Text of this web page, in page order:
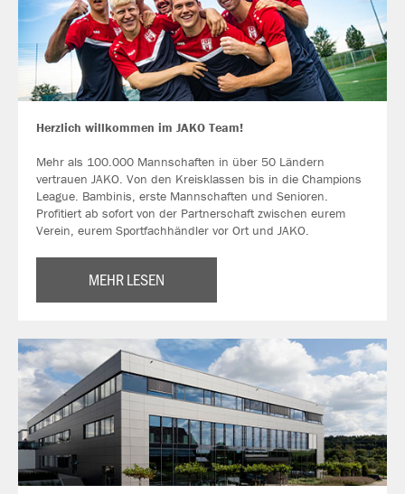
Herzlich willkommen im JAKO Team!
Mehr als 100.000 Mannschaften in über 50 Ländern
vertrauen JAKO. Von den Kreisklassen bis in die Champions
League. Bambinis, erste Mannschaften und Senioren.
Profitiert ab sofort von der Partnerschaft zwischen eurem
Verein, eurem Sportfachhändler vor Ort und JAKO.
MEHR LESEN